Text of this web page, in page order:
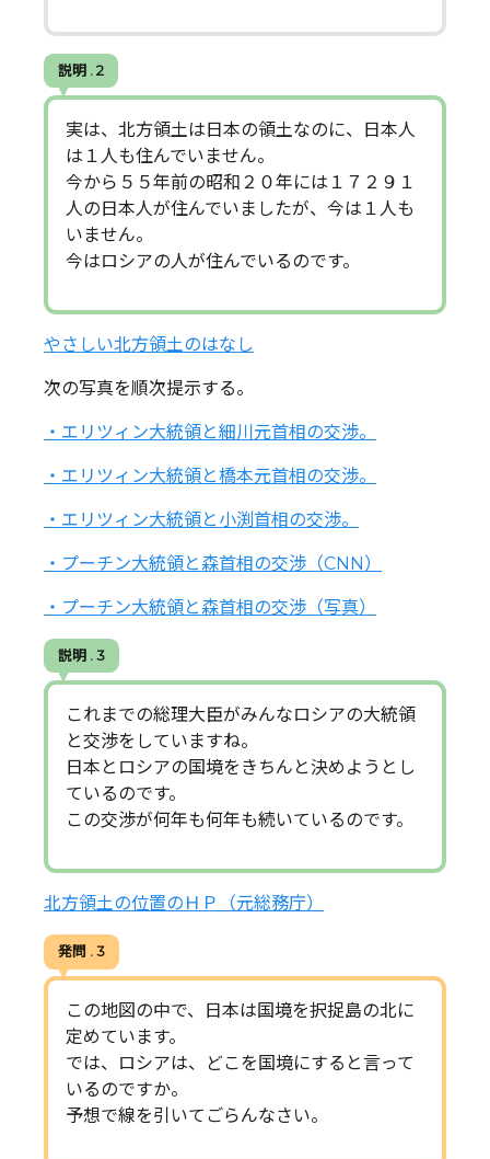
説明 . 2
実は、北方領土は日本の領土なのに、日本人
は１人も住んでいません。
今から５５年前の昭和２０年には１７２９１
人の日本人が住んでいましたが、今は１人も
いません。
今はロシアの人が住んでいるのです。
やさしい北方領土のはなし
次の写真を順次提示する。
・エリツィン大統領と細川元首相の交渉。
・エリツィン大統領と橋本元首相の交渉。
・エリツィン大統領と小渕首相の交渉。
・プーチン大統領と森首相の交渉（CNN）
・プーチン大統領と森首相の交渉（写真）
説明 . 3
これまでの総理大臣がみんなロシアの大統領
と交渉をしていますね。
日本とロシアの国境をきちんと決めようとし
ているのです。
この交渉が何年も何年も続いているのです。
北方領土の位置のＨＰ（元総務庁）
発問 . 3
この地図の中で、日本は国境を択捉島の北に
定めています。
では、ロシアは、どこを国境にすると言って
いるのですか。
予想で線を引いてごらんなさい。